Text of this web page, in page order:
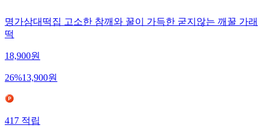
명가삼대떡집 고소한 참깨와 꿀이 가득한 굳지않는 깨꿀 가래
떡
18,900원
26%13,900원
417 적립